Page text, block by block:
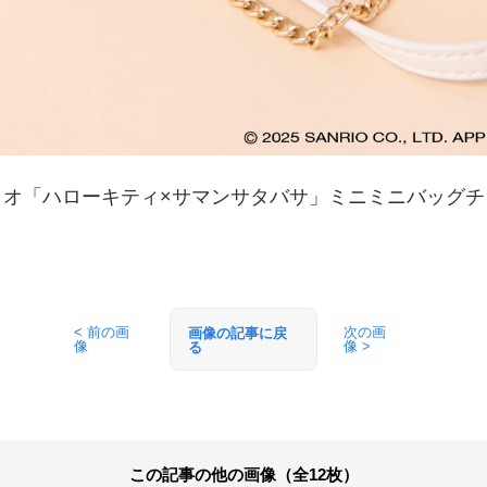
「ハローキティ×サマンサタバサ」ミニミニバッグ
< 前の画
像
画像の記事に戻
る
次の画
像 >
この記事の他の画像（全12枚）